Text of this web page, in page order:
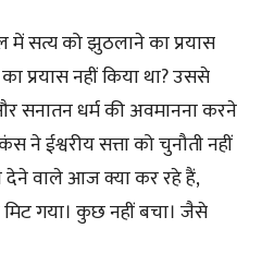
में सत्य को झुठलाने का प्रयास
प्रयास नहीं किया था? उससे
सनातन धर्म की अवमानना करने
ने ईश्वरीय सत्ता को चुनौती नहीं
देने वाले आज क्या कर रहे हैं,
गया। कुछ नहीं बचा। जैसे